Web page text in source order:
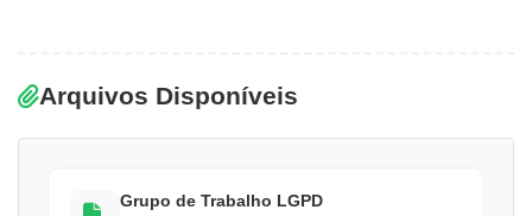
Arquivos Disponíveis
Grupo de Trabalho LGPD